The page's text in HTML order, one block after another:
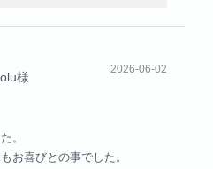
様
2026-06-02
。
お喜びとの事でした。